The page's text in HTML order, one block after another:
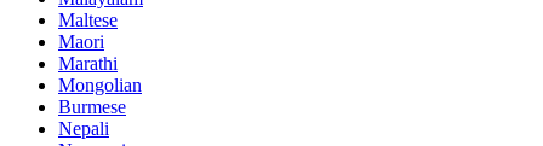
Maltese
Maori
Marathi
Mongolian
Burmese
Nepali